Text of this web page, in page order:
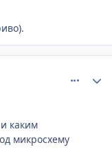
каким
микросхему